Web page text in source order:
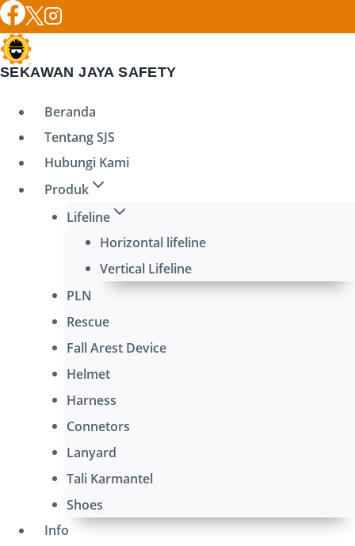
Skip
to
content
SEKAWAN JAYA SAFETY
Beranda
Tentang SJS
Hubungi Kami
Produk
Lifeline
Horizontal lifeline
Vertical Lifeline
PLN
Rescue
Fall Arest Device
Helmet
Harness
Connetors
Lanyard
Tali Karmantel
Shoes
Info